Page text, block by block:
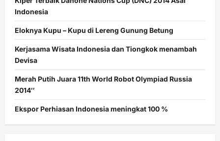
Indonesia
Eloknya Kupu – Kupu di Lereng Gunung Betung
Kerjasama Wisata Indonesia dan Tiongkok menambah
Devisa
Merah Putih Juara 11th World Robot Olympiad Russia
2014″
Ekspor Perhiasan Indonesia meningkat 100 %